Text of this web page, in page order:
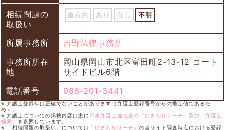
相続問題の
取扱い
重点的 あり なし 不明
所属事務所
吉野法律事務所
事務所所在
地
岡山県岡山市北区富田町2-13-12 コート
サイドビル6階
電話番号
086-201-3441
※ 弁護士登録年は正確でないことがあります（弁護士登録番号からの推定値であるた
め）。
※ 弁護士についての掲載内容は主に 日本弁護士連合会の「ひまわりサーチ」及び「弁護士
検索」 を参照しています。
※ 「相続問題の取扱い」については
「ひまわりサーチ」 の当サイト調査時点における登録